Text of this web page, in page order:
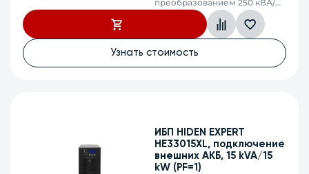
преобразованием 250 кВА/
225 кВт, фаза 3:3, без
встроенных АКБ, ЗУ 79,8А
напряжение АКБ
±216/228/240/252/264 VDC
клеммный терминал, SNMP
слот
Узнать стоимость
ИБП HIDEN EXPERT
HE33015XL, подключение
внешних АКБ, 15 kVA/15
kW (PF=1)